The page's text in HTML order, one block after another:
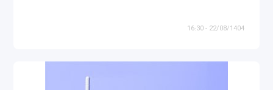
22/08/1404 - 16:30